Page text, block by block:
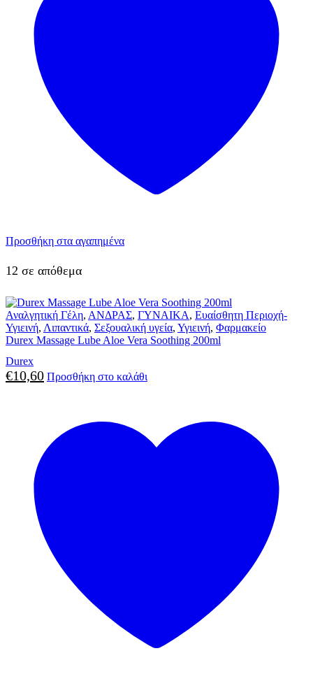
Προσθήκη στα αγαπημένα
12 σε απόθεμα
Αναλγητική Γέλη, ΑΝΔΡΑΣ, ΓΥΝΑΙΚΑ, Ευαίσθητη Περιοχή-
Υγιεινή, Λιπαντικά, Σεξουαλική υγεία, Υγιεινή, Φαρμακείο
Durex Massage Lube Aloe Vera Soothing 200ml
Durex
€10,60 Προσθήκη στο καλάθι